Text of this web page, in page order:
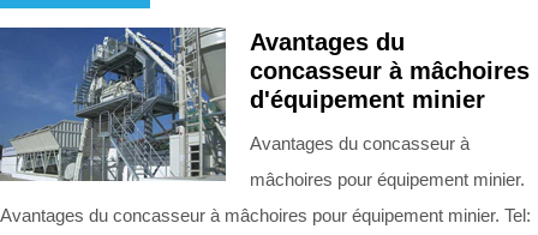
Avantages du
concasseur à mâchoires
d'équipement minier
Avantages du concasseur à
mâchoires pour équipement minier.
Avantages du concasseur à mâchoires pour équipement minier. Tel: